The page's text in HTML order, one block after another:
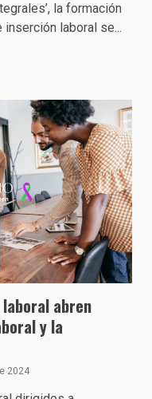
la formación
laboral se...
abren
y la
2024